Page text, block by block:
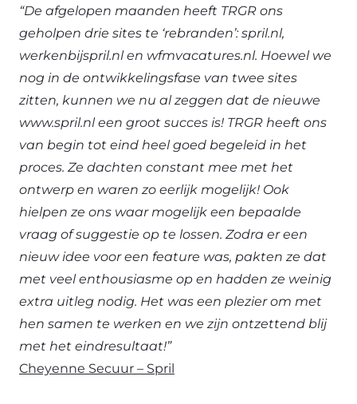
“De afgelopen maanden heeft TRGR ons
geholpen drie sites te ‘rebranden’: spril.nl,
werkenbijspril.nl en wfmvacatures.nl. Hoewel we
nog in de ontwikkelingsfase van twee sites
zitten, kunnen we nu al zeggen dat de nieuwe
www.spril.nl een groot succes is! TRGR heeft ons
van begin tot eind heel goed begeleid in het
proces. Ze dachten constant mee met het
ontwerp en waren zo eerlijk mogelijk! Ook
hielpen ze ons waar mogelijk een bepaalde
vraag of suggestie op te lossen. Zodra er een
nieuw idee voor een feature was, pakten ze dat
met veel enthousiasme op en hadden ze weinig
extra uitleg nodig. Het was een plezier om met
hen samen te werken en we zijn ontzettend blij
met het eindresultaat!”
Cheyenne Secuur – Spril